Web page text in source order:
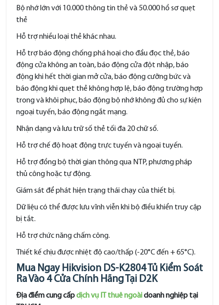
Bộ nhớ lớn với 10.000 thông tin thẻ và 50.000 hồ sơ quẹt
thẻ
Hỗ trợ nhiều loại thẻ khác nhau.
Hỗ trợ báo động chống phá hoại cho đầu đọc thẻ, báo
động cửa không an toàn, báo động cửa đột nhập, báo
động khi hết thời gian mở cửa, báo động cưỡng bức và
báo động khi quẹt thẻ không hợp lệ, báo động trường hợp
trong và khôi phục, báo động bộ nhớ không đủ cho sự kiện
ngoại tuyến, báo động ngắt mạng.
Nhận dạng và lưu trữ số thẻ tối đa 20 chữ số.
Hỗ trợ chế độ hoạt động trực tuyến và ngoại tuyến.
Hỗ trợ đồng bộ thời gian thông qua NTP, phương pháp
thủ công hoặc tự động.
Giám sát để phát hiện trạng thái chạy của thiết bị.
Dữ liệu có thể được lưu vĩnh viễn khi bộ điều khiển truy cập
bị tắt.
Hỗ trợ chức năng chấm công.
Thiết kế chịu được nhiệt độ cao/thấp (-20°C đến + 65°C).
Mua Ngay Hikvision DS-K2804 Tủ Kiểm Soát
Ra Vào 4 Cửa Chính Hãng Tại D2K
Địa điểm cung cấpdịch vụ IT thuê ngoàidoanh nghiệp tại